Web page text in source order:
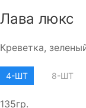
Лава люкс
Креветка,
4-ШТ 8-ШТ
135гр.